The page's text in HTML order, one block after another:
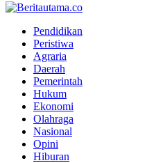
Pendidikan
Peristiwa
Agraria
Daerah
Pemerintah
Hukum
Ekonomi
Olahraga
Nasional
Opini
Hiburan